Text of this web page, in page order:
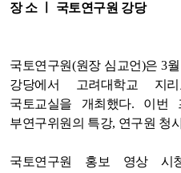
장 소 ㅣ 국토연구원 강당
국토연구원(원장 심교언)은 3
강당에서 고려대학교 지
국토교실을 개최했다. 이번
부연구위원의 특강, 연구원 청
국토연구원 홍보 영상 시